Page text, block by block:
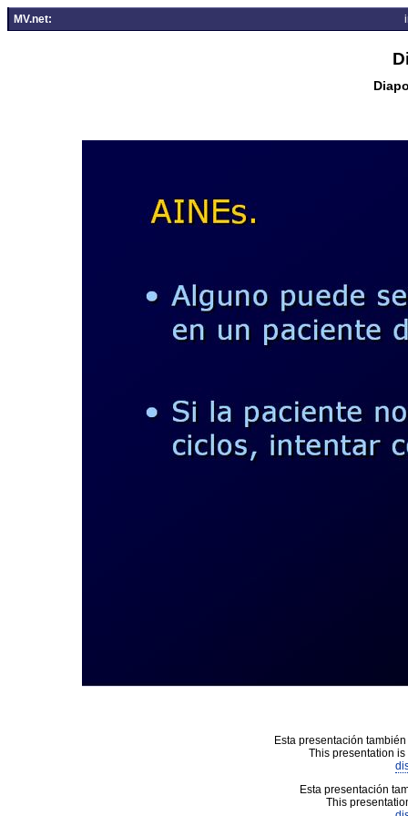
MV.net:
Esta presentación
This presentation
Esta presentación
This